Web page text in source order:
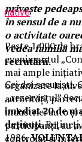
privește
în sensul de a
o activitate
vedea familia
recrutării.
Cei doi securiști,
,,rezervistul”
imediat 20 de
deținuți.
1986,
native
Peste 1.000 de
evenimentul
mai ample
organizate la
autorități,
industriei auto și
participanții au
controlat și